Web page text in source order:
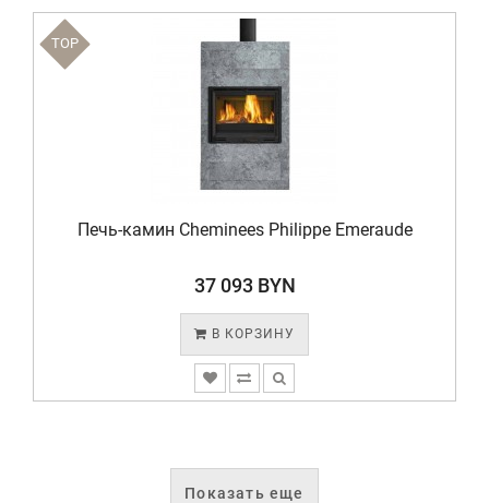
TOP
Печь-камин Cheminees Philippe Emeraude
37 093 BYN
В КОРЗИНУ
Показать еще